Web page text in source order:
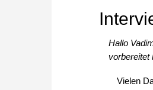
Hallo
vorbereitet
Vielen